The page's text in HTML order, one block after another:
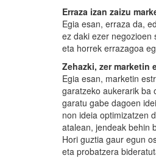
Erraza izan zaizu
Egia esan, erraza da,
ez daki ezer negozioen
eta horrek errazagoa
Zehazki, zer marketin
Egia esan, marketin
garatzeko aukerarik ba
garatu gabe dagoen
non ideia optimizatzen
atalean, jendeak behin
Hori guztia gaur egun
eta probatzera